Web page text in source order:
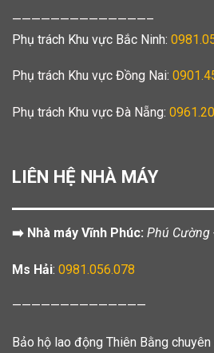
——————————————–
Phụ trách Khu vực Bắc Ninh:
Phụ trách Khu vực Đồng Nai:
Phụ trách Khu vực Đà Nẵng:
LIÊN HỆ NHÀ MÁY
➡️ Nhà máy Vĩnh Phúc: Phú Cường
Ms Hải: 0981.056.078
——————————————
Bảo hộ lao động Thiên Bằng